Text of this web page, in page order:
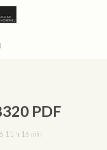
PDF
11 h 16 min